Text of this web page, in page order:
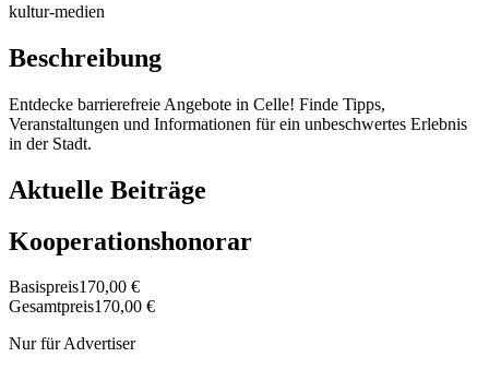
kultur-medien
Beschreibung
Entdecke barrierefreie Angebote in Celle! Finde Tipps,
Veranstaltungen und Informationen für ein unbeschwertes Erlebnis
in der Stadt.
Aktuelle Beiträge
Kooperationshonorar
Basispreis170,00 €
Gesamtpreis170,00 €
Nur für Advertiser